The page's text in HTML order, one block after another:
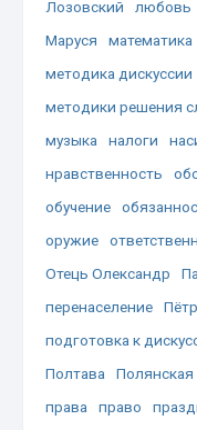
Лозовский
любовь
Маруся
математика
методика дискуссии
методики решения
музыка
налоги
нравственность
обучение
оружие
Отець Олександр
перенаселение
подготовка к
Полтава
Полянская
права
право